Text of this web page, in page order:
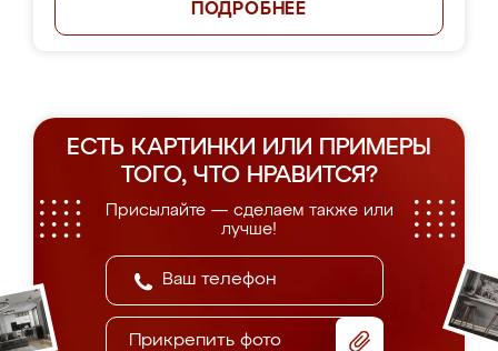
ПОДРОБНЕЕ
ЕСТЬ КАРТИНКИ ИЛИ ПРИМЕРЫ
ТОГО, ЧТО НРАВИТСЯ?
Присылайте — сделаем также или
лучше!
Прикрепить фото